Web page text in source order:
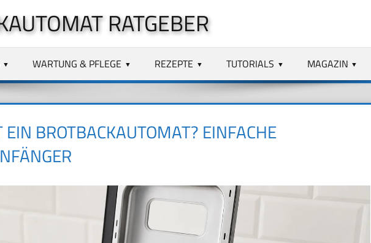
RATGEBER
WARTUNG & PFLEGE REZEPTE TUTORIALS MAGAZIN
BROTBACKAUTOMAT? EINFACHE